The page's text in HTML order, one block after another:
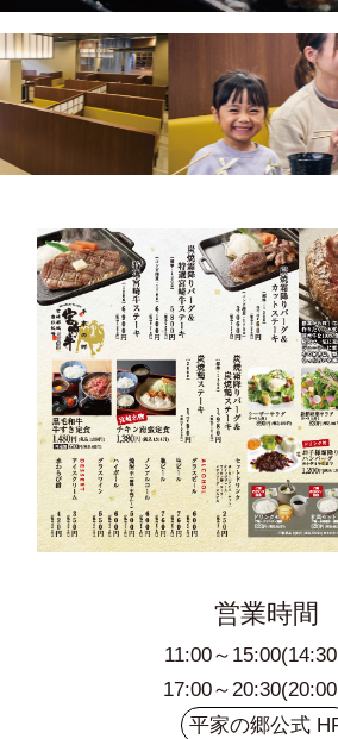
営業時間
11:00～
17:00～
平家の郷公式